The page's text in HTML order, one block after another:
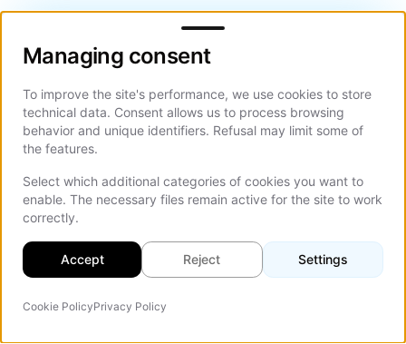
Het begrijpen van het verschil tussen een
gestructureerd webdesignbureau-proces en een ad-
hoc aanpak helpt bedrijven betere inhuurbeslissingen
te nemen. De tabel hieronder vat de belangrijkste
verschillen samen over de website-
projectlevenscyclus.
Aspect Gestructureerd webdesignbureau
Discovery-fase
Formele discovery met
gedocumenteerde doelen,
doelgroepen, en KPI's
UX/UI-strategie
Managing consent
Managing consent
To improve the site's performance, we use cookies to store
technical data. Consent allows us to process browsing
behavior and unique identifiers. Refusal may limit some of
the features.
Select which additional categories of cookies you want to
enable. The necessary files remain active for the site to work
correctly.
Accept Reject Settings
Cookie PolicyPrivacy Policy